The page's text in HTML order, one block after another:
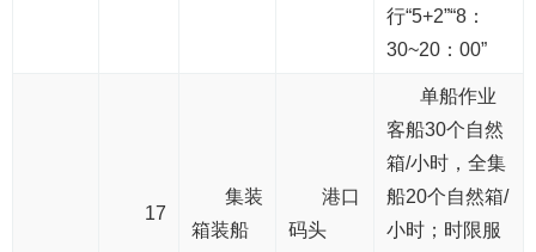
行“5+2”“8：
30~20：00”
17
集装
箱装船
港口
码头
单船作业
客船30个自然
箱/小时，全集
船20个自然箱/
小时；时限服